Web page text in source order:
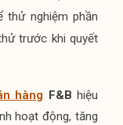
thử nghiệm phần
trước khi quyết
hàng F&B hiệu
hoạt động, tăng